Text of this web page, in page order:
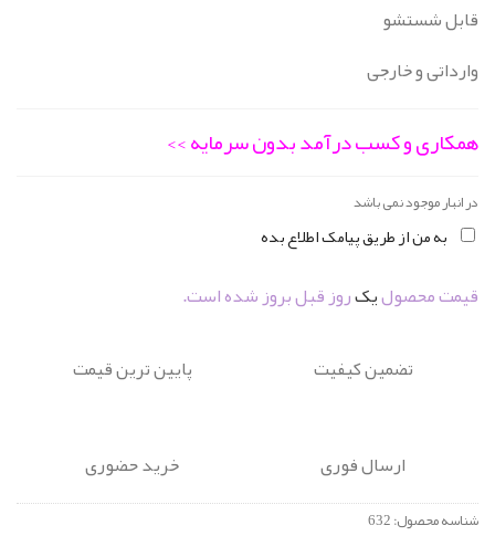
قابل شستشو
وارداتی و خارجی
همکاری و کسب درآمد بدون سرمایه >>
در انبار موجود نمی باشد
به من از طریق پیامک اطلاع بده
قیمت محصولیکروز قبل بروز شده است.
تضمین کیفیت پایین ترین قیمت
ارسال فوری خرید حضوری
شناسه محصول:632